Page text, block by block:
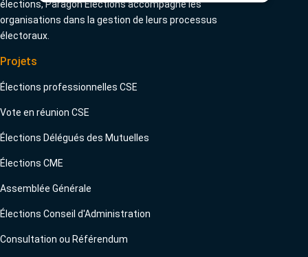
élections, Paragon Élections accompagne les
organisations dans la gestion de leurs processus
électoraux.
Projets
Élections professionnelles CSE
Vote en réunion CSE
Élections Délégués des Mutuelles
Élections CME
Assemblée Générale
Élections Conseil d'Administration
Consultation ou Référendum